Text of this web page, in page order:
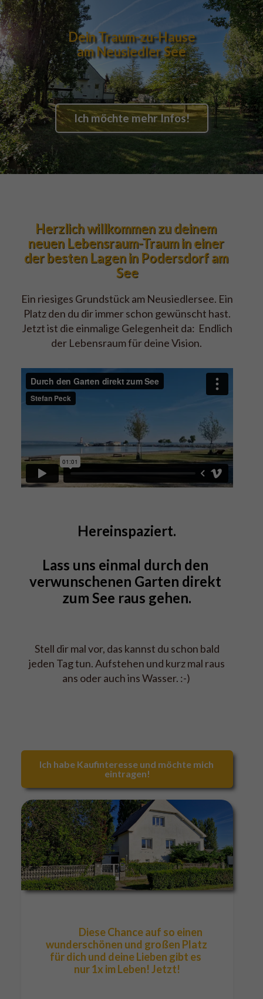
Dein Traum-zu-Hause
am Neusiedler See
Ich möchte mehr Infos!
Herzlich willkommen zu deinem
neuen Lebensraum-Traum in einer
der besten Lagen in Podersdorf am
See
Ein riesiges Grundstück am Neusiedlersee. Ein
Platz den du dir immer schon gewünscht hast.
Jetzt ist die einmalige Gelegenheit da: Endlich
der Lebensraum für deine Vision.
Hereinspaziert.
Lass uns einmal durch den
verwunschenen Garten direkt
zum See raus gehen.
Stell dir mal vor, das kannst du schon bald
jeden Tag tun. Aufstehen und kurz mal raus
ans oder auch ins Wasser. :-)
Ich habe Kaufinteresse und möchte mich
eintragen!
wunderschönen und großen Platz
für dich und deine Lieben gibt es
nur 1x im Leben! Jetzt!